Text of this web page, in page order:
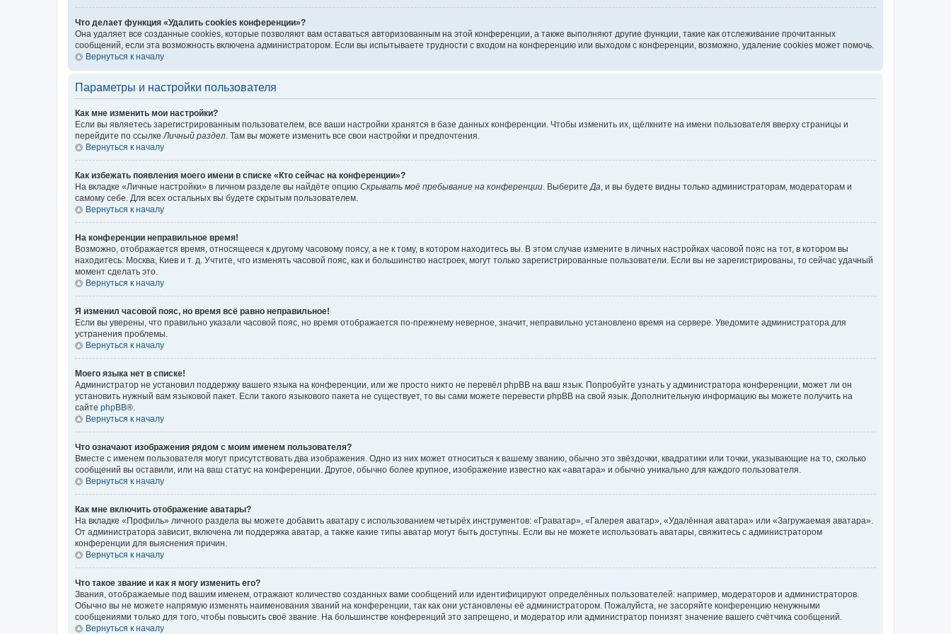
Что делает функция «Удалить cookies конференции»?
Она удаляет все созданные cookies, которые позволяют вам оставаться авторизованным на этой конференции, а также выполняют другие функции, такие как отслеживание прочитанных
сообщений, если эта возможность включена администратором. Если вы испытываете трудности с входом на конференцию или выходом с конференции, возможно, удаление cookies может помочь.
Вернуться к началу
Параметры и настройки пользователя
Как мне изменить мои настройки?
Если вы являетесь зарегистрированным пользователем, все ваши настройки хранятся в базе данных конференции. Чтобы изменить их, щёлкните на имени пользователя вверху страницы и
перейдите по ссылке Личный раздел . Там вы можете изменить все свои настройки и предпочтения.
Вернуться к началу
Как избежать появления моего имени в списке «Кто сейчас на конференции»?
На вкладке «Личные настройки» в личном разделе вы найдёте опцию Скрывать моё пребывание на конференции . Выберите Да , и вы будете видны только администраторам, модераторам и
самому себе. Для всех остальных вы будете скрытым пользователем.
Вернуться к началу
На конференции неправильное время!
Возможно, отображается время, относящееся к другому часовому поясу, а не к тому, в котором находитесь вы. В этом случае измените в личных настройках часовой пояс на тот, в котором вы
находитесь: Москва, Киев и т. д. Учтите, что изменять часовой пояс, как и большинство настроек, могут только зарегистрированные пользователи. Если вы не зарегистрированы, то сейчас удачный
момент сделать это.
Вернуться к началу
Я изменил часовой пояс, но время всё равно неправильное!
Если вы уверены, что правильно указали часовой пояс, но время отображается по-прежнему неверное, значит, неправильно установлено время на сервере. Уведомите администратора для
устранения проблемы.
Вернуться к началу
Моего языка нет в списке!
Администратор не установил поддержку вашего языка на конференции, или же просто никто не перевёл phpBB на ваш язык. Попробуйте узнать у администратора конференции, может ли он
установить нужный вам языковой пакет. Если такого языкового пакета не существует, то вы сами можете перевести phpBB на свой язык. Дополнительную информацию вы можете получить на
сайте phpBB®.
Вернуться к началу
Что означают изображения рядом с моим именем пользователя?
Вместе с именем пользователя могут присутствовать два изображения. Одно из них может относиться к вашему званию, обычно это звёздочки, квадратики или точки, указывающие на то, сколько
сообщений вы оставили, или на ваш статус на конференции. Другое, обычно более крупное, изображение известно как «аватара» и обычно уникально для каждого пользователя.
Вернуться к началу
Как мне включить отображение аватары?
На вкладке «Профиль» личного раздела вы можете добавить аватару с использованием четырёх инструментов: «Граватар», «Галерея аватар», «Удалённая аватара» или «Загружаемая аватара».
От администратора зависит, включена ли поддержка аватар, а также какие типы аватар могут быть доступны. Если вы не можете использовать аватары, свяжитесь с администратором
конференции для выяснения причин.
Вернуться к началу
Что такое звание и как я могу изменить его?
Звания, отображаемые под вашим именем, отражают количество созданных вами сообщений или идентифицируют определённых пользователей: например, модераторов и администраторов.
Обычно вы не можете напрямую изменять наименования званий на конференции, так как они установлены её администратором. Пожалуйста, не засоряйте конференцию ненужными
сообщениями только для того, чтобы повысить своё звание. На большинстве конференций это запрещено, и модератор или администратор понизят значение вашего счётчика сообщений.
Вернуться к началу